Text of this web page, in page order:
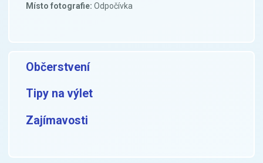
Místo fotografie: Odpočívka
Občerstvení
Tipy na výlet
Zajímavosti